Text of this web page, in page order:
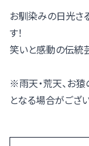
お馴染みの日光さ
す！
笑いと感動の伝統
※雨天・荒天、お
となる場合がござ